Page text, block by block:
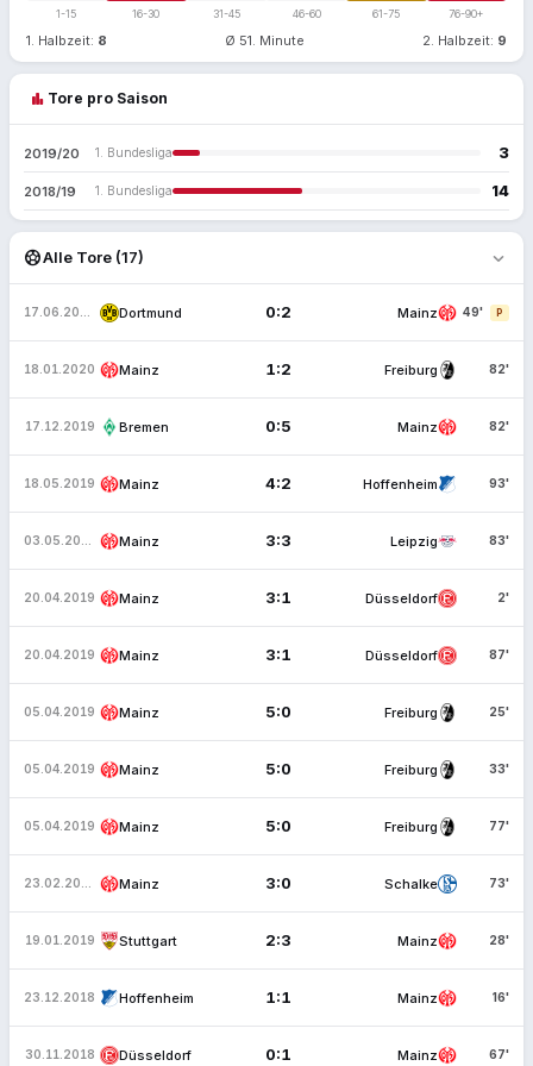
1-15 16-30 31-45 46-60 61-75 76-90+
1. Halbzeit: 8 Ø 51. Minute 2. Halbzeit: 9
bar_chart Tore pro Saison
2019/20 1. Bundesliga 3
2018/19 1. Bundesliga 14
sports_soccerAlle Tore (17) expand_more
Dortmund 0:2 Mainz 49' P
18.01.2020 Mainz 1:2 Freiburg 82'
17.12.2019 Bremen 0:5 Mainz 82'
18.05.2019 Mainz 4:2 Hoffenheim 93'
Mainz 3:3 Leipzig 83'
20.04.2019 Mainz 3:1 Düsseldorf 2'
20.04.2019 Mainz 3:1 Düsseldorf 87'
05.04.2019 Mainz 5:0 Freiburg 25'
05.04.2019 Mainz 5:0 Freiburg 33'
05.04.2019 Mainz 5:0 Freiburg 77'
Mainz 3:0 Schalke 73'
19.01.2019 Stuttgart 2:3 Mainz 28'
23.12.2018 Hoffenheim 1:1 Mainz 16'
30.11.2018 Düsseldorf 0:1 Mainz 67'